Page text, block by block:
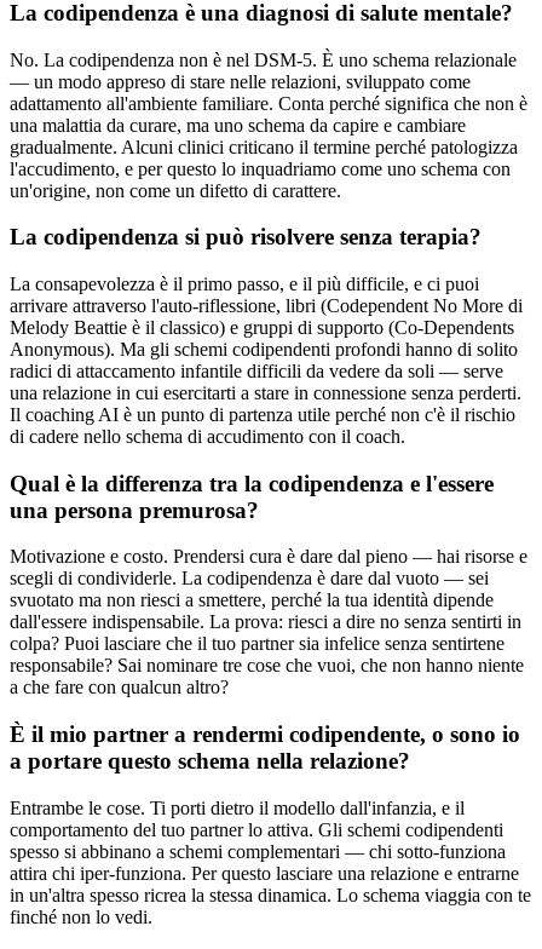
La codipendenza è una diagnosi di salute mentale?
No. La codipendenza non è nel DSM-5. È uno schema relazionale
— un modo appreso di stare nelle relazioni, sviluppato come
adattamento all'ambiente familiare. Conta perché significa che non è
una malattia da curare, ma uno schema da capire e cambiare
gradualmente. Alcuni clinici criticano il termine perché patologizza
l'accudimento, e per questo lo inquadriamo come uno schema con
un'origine, non come un difetto di carattere.
La codipendenza si può risolvere senza terapia?
La consapevolezza è il primo passo, e il più difficile, e ci puoi
arrivare attraverso l'auto-riflessione, libri (Codependent No More di
Melody Beattie è il classico) e gruppi di supporto (Co-Dependents
Anonymous). Ma gli schemi codipendenti profondi hanno di solito
radici di attaccamento infantile difficili da vedere da soli — serve
una relazione in cui esercitarti a stare in connessione senza perderti.
Il coaching AI è un punto di partenza utile perché non c'è il rischio
di cadere nello schema di accudimento con il coach.
Qual è la differenza tra la codipendenza e l'essere
una persona premurosa?
Motivazione e costo. Prendersi cura è dare dal pieno — hai risorse e
scegli di condividerle. La codipendenza è dare dal vuoto — sei
svuotato ma non riesci a smettere, perché la tua identità dipende
dall'essere indispensabile. La prova: riesci a dire no senza sentirti in
colpa? Puoi lasciare che il tuo partner sia infelice senza sentirtene
responsabile? Sai nominare tre cose che vuoi, che non hanno niente
a che fare con qualcun altro?
È il mio partner a rendermi codipendente, o sono io
a portare questo schema nella relazione?
Entrambe le cose. Ti porti dietro il modello dall'infanzia, e il
comportamento del tuo partner lo attiva. Gli schemi codipendenti
spesso si abbinano a schemi complementari — chi sotto-funziona
attira chi iper-funziona. Per questo lasciare una relazione e entrarne
in un'altra spesso ricrea la stessa dinamica. Lo schema viaggia con te
finché non lo vedi.